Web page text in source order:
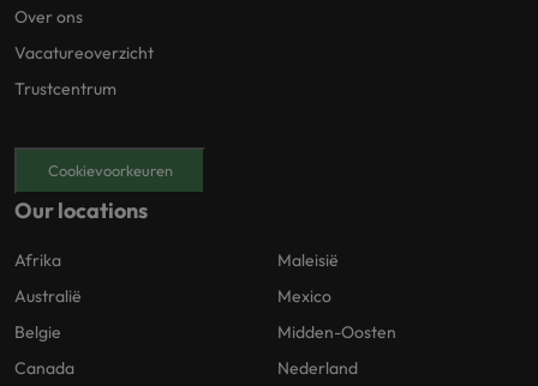
Over ons
Vacatureoverzicht
Trustcentrum
Cookievoorkeuren
Our locations
Afrika
Australië
Belgie
Canada
Maleisië
Mexico
Midden-Oosten
Nederland